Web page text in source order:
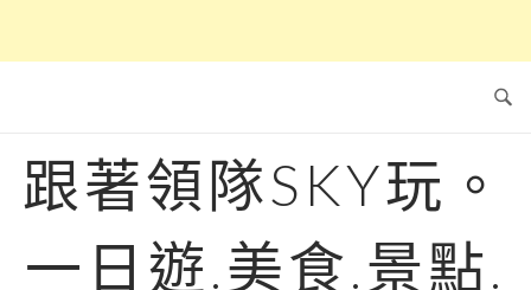
跟著領隊SKY玩。
一日遊.美食.景點.